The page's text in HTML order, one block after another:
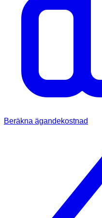
Beräkna ägandekostnad